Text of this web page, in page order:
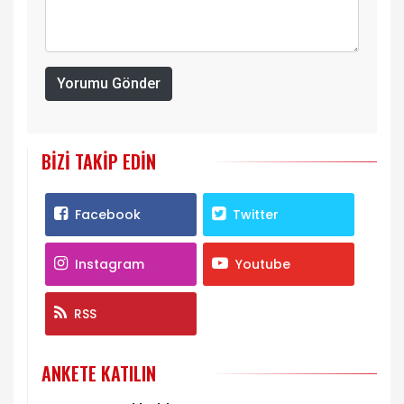
Yorumu Gönder
BIZI TAKIP EDIN
Facebook Twitter
Instagram Youtube
RSS
ANKETE KATILIN